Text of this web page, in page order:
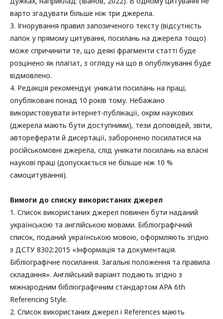
варто згадувати більше ніж три джерела.
3. Ігнорування правил запозиченого тексту (відсутність
лапок у прямому цитуванні, посилань на джерела тощо)
може спричинити те, що деякі фрагменти статті буде
розцінено як плагіат, з огляду на що в опублікуванні буде
відмовлено.
4. Редакція рекомендує уникати посилань на праці,
опубліковані понад 10 років тому. Небажано
використовувати інтернет-публікації, окрім наукових
(джерела мають бути доступними), тези доповідей, звіти,
автореферати й дисертації, заборонено посилатися на
російськомовні джерела, слід уникати посилань на власні
наукові праці (допускається не більше ніж 10 %
самоцитування).
Вимоги до списку використаних джерел
1. Список використаних джерел повинен бути наданий
українською та англійською мовами. Бібліографічний
список, поданий українською мовою, оформляють згідно
з ДСТУ 8302:2015 «Інформація та документація.
Бібліографічне посилання. Загальні положення та правила
складання». Англійський варіант подають згідно з
міжнародним бібліографічним стандартом APA 6th
Referencing Style.
2. Список використаних джерел і References мають